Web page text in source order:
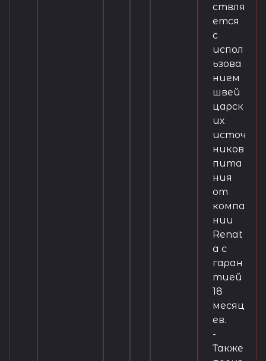
ствля
ется
с
испол
ьзова
нием
швей
царск
их
источ
ников
пита
ния
от
компа
нии
Renat
a с
гаран
тией
18
месяц
ев.
-
Также